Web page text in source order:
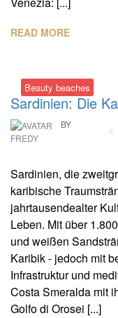
READ MORE
Beauty beaches
Sardinien: Die
BY
FREDY
Sardinien, die
karibische
jahrtausendealter
Leben. Mit über
und weißen
Karibik - jedoch mit
Infrastruktur und
Costa Smeralda mit
Golfo di Orosei [...]